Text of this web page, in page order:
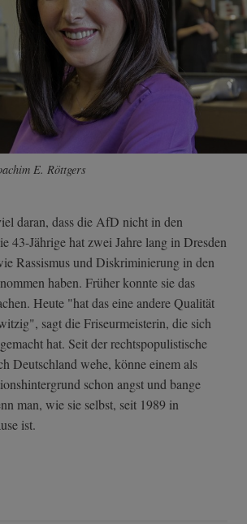
E. Röttgers
daran, dass die AfD nicht in den
43-Jährige hat zwei Jahre lang in Dresden
Rassismus und Diskriminierung in den
haben. Früher konnte sie das
Heute "hat das eine andere Qualität
sagt die Friseurmeisterin, die sich
hat. Seit der rechtspopulistische
Deutschland wehe, könne einem als
schon angst und bange
man, wie sie selbst, seit 1989 in
ist.